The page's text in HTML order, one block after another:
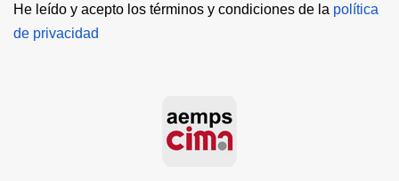
He leído y acepto los términos y condiciones de la política
de privacidad